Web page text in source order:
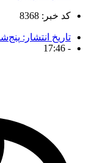
کد خبر: 8368
تاریخ انتشار: پنج‌شنبه , 24
-
17:46